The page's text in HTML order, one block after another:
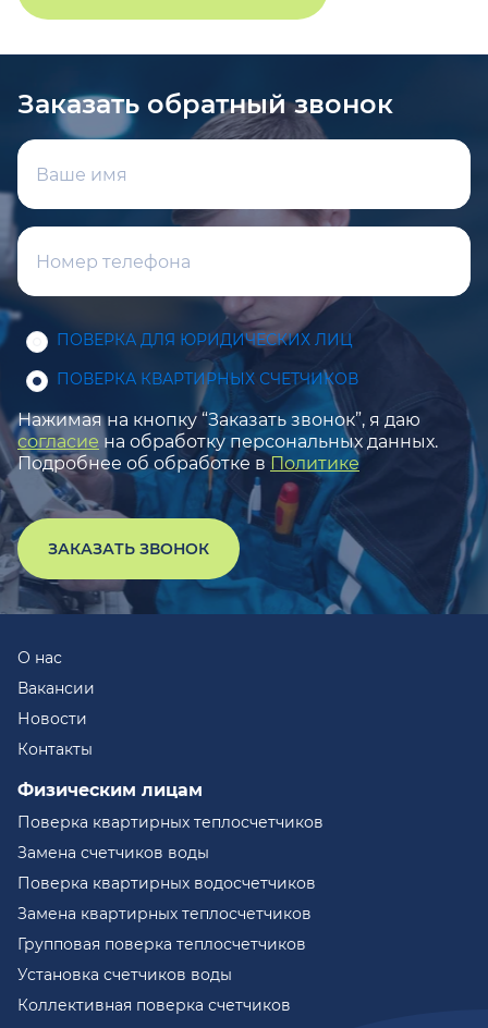
Заказать обратный звонок
ПОВЕРКА ДЛЯ ЮРИДИЧЕСКИХ ЛИЦ
ПОВЕРКА КВАРТИРНЫХ СЧЕТЧИКОВ
Нажимая на кнопку “Заказать звонок”, я даю
согласие на обработку персональных данных.
Подробнее об обработке в Политике
ЗАКАЗАТЬ ЗВОНОК
О нас
Вакансии
Новости
Контакты
Физическим лицам
Поверка квартирных теплосчетчиков
Замена счетчиков воды
Поверка квартирных водосчетчиков
Замена квартирных теплосчетчиков
Групповая поверка теплосчетчиков
Установка счетчиков воды
Коллективная поверка счетчиков